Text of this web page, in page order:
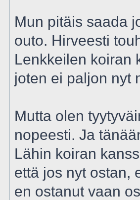
Mun pitäis saada
outo. Hirveesti
Lenkkeilen koiran
joten ei paljon nyt
Mutta olen
nopeesti. Ja
Lähin koiran
että jos nyt ostan,
en ostanut vaan